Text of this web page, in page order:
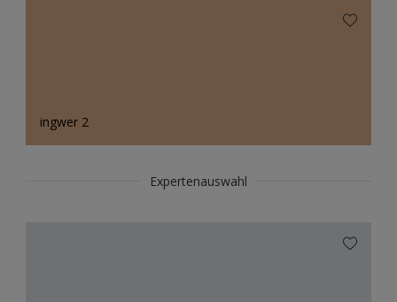
ingwer 2
Expertenauswahl